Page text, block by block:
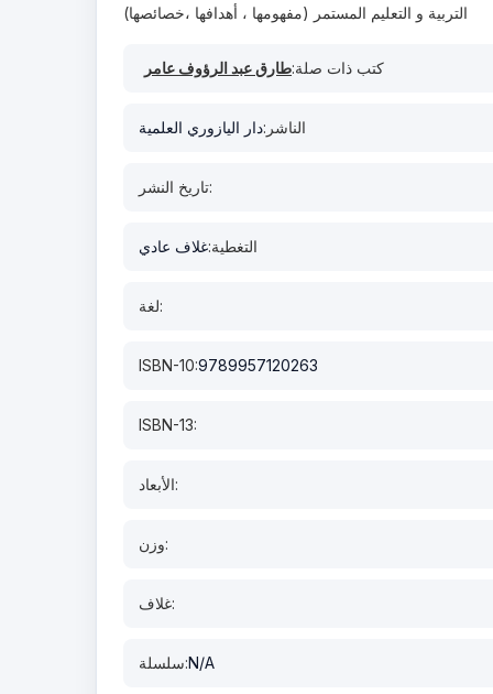
التربية و التعليم المستمر (مفهومها ، أهدافها ،خصائصها)
كتب ذات صلة:طارق عبد الرؤوف عامر
الناشر:دار اليازوري العلمية
تاريخ النشر:
التغطية:غلاف عادي
لغة:
ISBN-10:9789957120263
ISBN-13:
الأبعاد:
وزن:
غلاف:
سلسلة:N/A